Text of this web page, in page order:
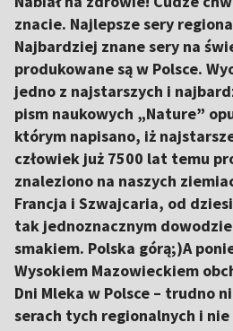
znacie. Najlepsze sery
Najbardziej znane sery na
produkowane są w Polsce.
jedno z najstarszych i
pism naukowych „Nature”
którym napisano, iż
człowiek już 7500 lat temu
znaleziono na naszych
Francja i Szwajcaria, od
tak jednoznacznym
smakiem. Polska górą;)A
Wysokiem Mazowieckiem
Dni Mleka w Polsce – trudno
serach tych regionalnych i